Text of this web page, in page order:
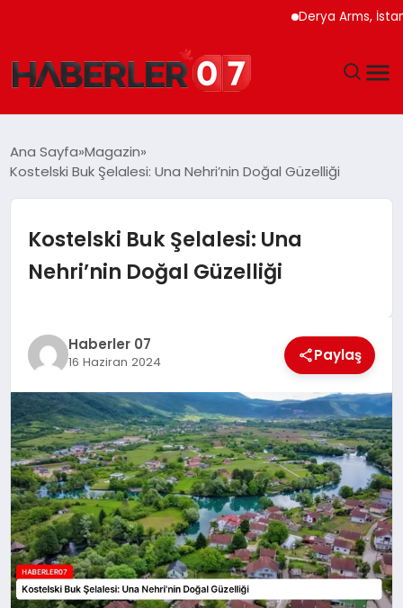
Derya Arms,
YAŞAM
SPOR
EĞITIM
MAGAZIN
DIĞER
Ana Sayfa Magazin
Kostelski Buk Şelalesi: Una Nehri’nin Doğal Güzelliği
Kostelski Buk Şelalesi: Una
Nehri’nin Doğal Güzelliği
Haberler 07
16 Haziran 2024 Paylaş